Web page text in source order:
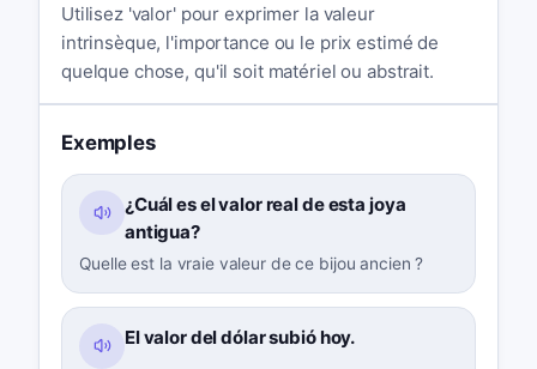
Utilisez 'valor' pour exprimer la valeur
intrinsèque, l'importance ou le prix estimé de
quelque chose, qu'il soit matériel ou abstrait.
Exemples
¿Cuál es el valor real de esta joya
antigua?
Quelle est la vraie valeur de ce bijou ancien ?
El valor del dólar subió hoy.